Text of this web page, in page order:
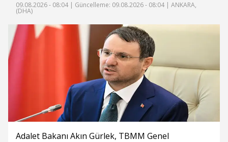
09.08.2026 - 08:04 | Güncelleme: 09.08.2026 - 08:04 | ANKARA,
(DHA)
Adalet Bakanı Akın Gürlek, TBMM Genel